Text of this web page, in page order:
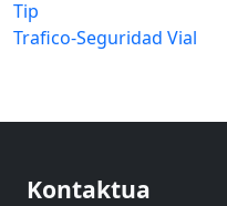
Tip
Trafico-Seguridad Vial
Kontaktua